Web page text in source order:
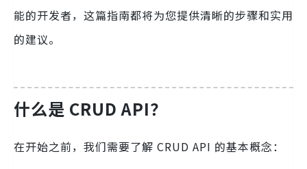
能的开发者，这篇指南都将为您提供清晰的步骤和实用
的建议。
什么是 CRUD API？
在开始之前，我们需要了解 CRUD API 的基本概念：